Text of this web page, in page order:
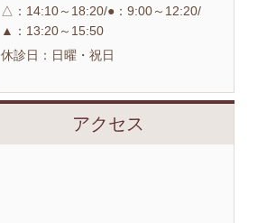
△：14:10～18:20/●：9:00～12:20/
▲：13:20～15:50
休診日：日曜・祝日
アクセス